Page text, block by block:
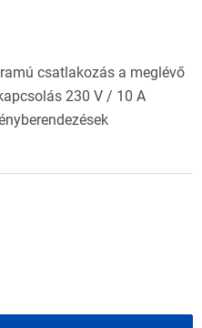
csatlakozás a meglévő
230 V / 10 A